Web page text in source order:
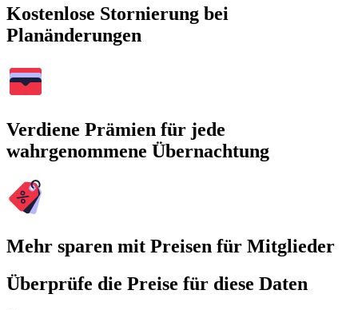
Kostenlose Stornierung bei
Planänderungen
Verdiene Prämien für jede
wahrgenommene Übernachtung
Mehr sparen mit Preisen für Mitglieder
Überprüfe die Preise für diese Daten